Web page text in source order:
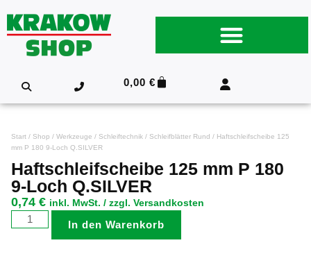
0,00€
Start / Shop / Werkzeuge / Schleiftechnik / Schleifblätter Rund / Haftschleifscheibe 125
mm P 180 9-Loch Q.SILVER
Haftschleifscheibe 125 mm P 180
9-Loch Q.SILVER
0,74 € inkl. MwSt. / zzgl. Versandkosten
In den Warenkorb